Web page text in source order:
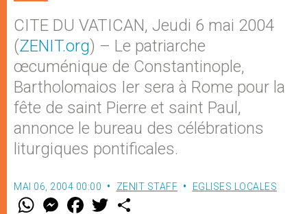
CITE DU VATICAN, Jeudi 6 mai 2004
(ZENIT.org) – Le patriarche
œcuménique de Constantinople,
Bartholomaios Ier sera à Rome pour la
fête de saint Pierre et saint Paul,
annonce le bureau des célébrations
liturgiques pontificales.
MAI 06, 2004 00:00 ZENIT STAFF EGLISES LOCALES
W M
e
F
a w